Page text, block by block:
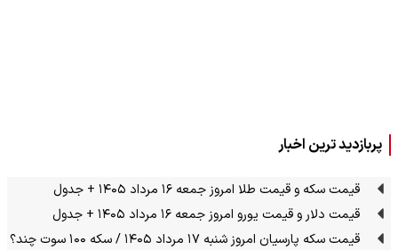
پربازدید ترین اخبار
قیمت سکه و قیمت طلا امروز جمعه ۱۶ مرداد ۱۴۰۵ + جدول
قیمت دلار و قیمت یورو امروز جمعه ۱۶ مرداد ۱۴۰۵ + جدول
قیمت سکه پارسیان امروز شنبه ۱۷ مرداد ۱۴۰۵ / سکه ۱۰۰ سوت چند؟